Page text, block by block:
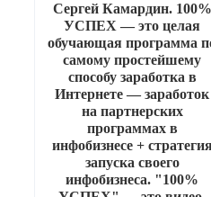
Сергей Камардин. 100%
УСПЕХ — это целая
обучающая программа
самому простейшему
способу заработка в
Интернете — заработок
на партнерских
программах в
инфобизнесе +
запуска своего
инфобизнеса. "100%